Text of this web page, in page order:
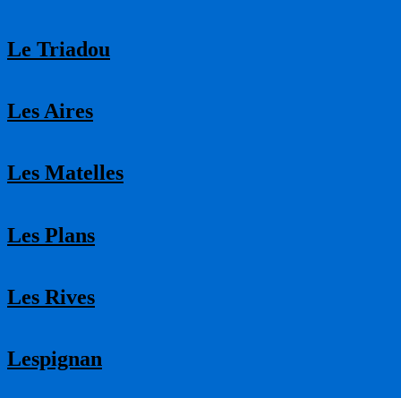
Le Triadou
Les Aires
Les Matelles
Les Plans
Les Rives
Lespignan